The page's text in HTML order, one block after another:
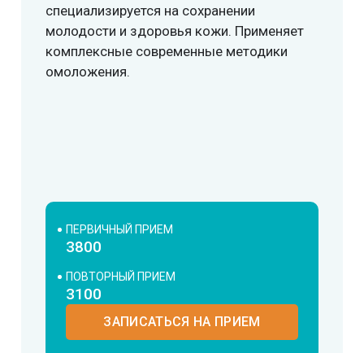
специализируется на сохранении
молодости и здоровья кожи. Применяет
комплексные современные методики
омоложения.
ПЕРВИЧНЫЙ ПРИЕМ
3800
ПОВТОРНЫЙ ПРИЕМ
3100
ЗАПИСАТЬСЯ НА ПРИЕМ